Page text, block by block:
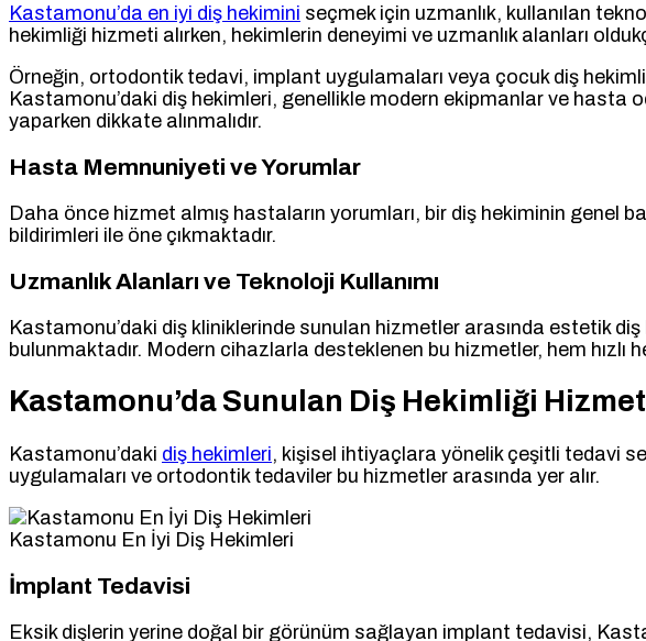
Kastamonu’da en iyi diş hekimini seçmek için uzmanlık, kullanılan
hekimliği hizmeti alırken, hekimlerin deneyimi ve uzmanlık alanları
Örneğin, ortodontik tedavi, implant uygulamaları veya çocuk diş
Kastamonu’daki diş hekimleri, genellikle modern ekipmanlar ve hasta
yaparken dikkate alınmalıdır.
Hasta Memnuniyeti ve Yorumlar
Daha önce hizmet almış hastaların yorumları, bir diş hekiminin genel
bildirimleri ile öne çıkmaktadır.
Uzmanlık Alanları ve Teknoloji Kullanımı
Kastamonu’daki diş kliniklerinde sunulan hizmetler arasında estetik
bulunmaktadır. Modern cihazlarla desteklenen bu hizmetler, hem hızlı
Kastamonu’da Sunulan Diş Hekimliği
Kastamonu’daki diş hekimleri, kişisel ihtiyaçlara yönelik çeşitli tedavi
uygulamaları ve ortodontik tedaviler bu hizmetler arasında yer alır.
Kastamonu En İyi Diş Hekimleri
İmplant Tedavisi
Eksik dişlerin yerine doğal bir görünüm sağlayan implant tedavisi,